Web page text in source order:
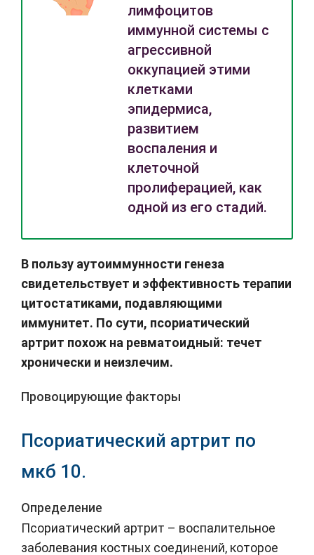
лимфоцитов
иммунной системы с
агрессивной
оккупацией этими
клетками
эпидермиса,
развитием
воспаления и
клеточной
пролиферацией, как
одной из его стадий.
В пользу аутоиммунности генеза
свидетельствует и эффективность терапии
цитостатиками, подавляющими
иммунитет. По сути, псориатический
артрит похож на ревматоидный: течет
хронически и неизлечим.
Провоцирующие факторы
Псориатический артрит по
мкб 10.
Определение
Псориатический артрит – воспалительное
заболевания костных соединений, которое